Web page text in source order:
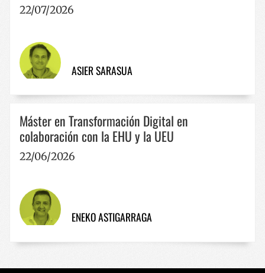
22/07/2026
ASIER SARASUA
Máster en Transformación Digital en
colaboración con la EHU y la UEU
22/06/2026
ENEKO ASTIGARRAGA
YouTube